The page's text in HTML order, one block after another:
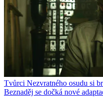
Tvůrci Nezvratného osudu si
Beznaděj se dočká nové